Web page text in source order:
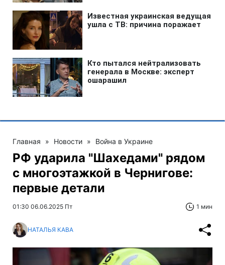
Главная » Новости » Война в Украине
РФ ударила "Шахедами" рядом
с многоэтажкой в Чернигове:
первые детали
01:30 06.06.2025 Пт 1 мин
НАТАЛЬЯ КАВА